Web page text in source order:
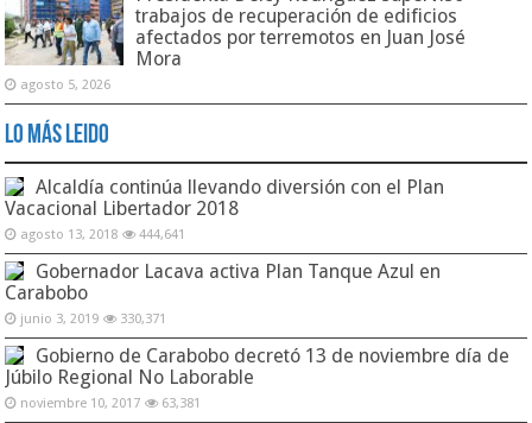
trabajos de recuperación de edificios
afectados por terremotos en Juan José
Mora
agosto 5, 2026
Lo Más Leido
Alcaldía continúa llevando diversión con el Plan
Vacacional Libertador 2018
agosto 13, 2018 444,641
Gobernador Lacava activa Plan Tanque Azul en
Carabobo
junio 3, 2019 330,371
Gobierno de Carabobo decretó 13 de noviembre día de
Júbilo Regional No Laborable
noviembre 10, 2017 63,381